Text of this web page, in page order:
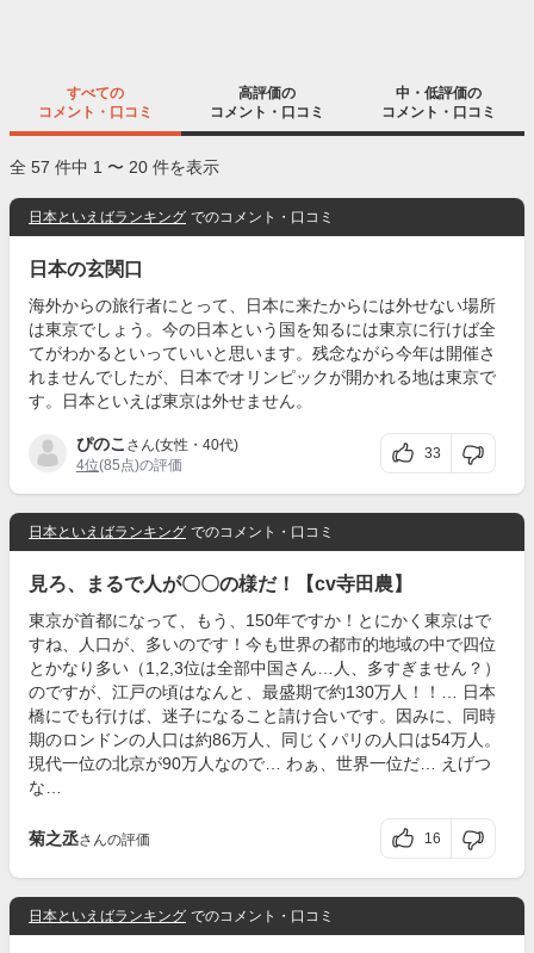
すべての
コメント・口コミ
高評価の
コメント・口コミ
中・低評価の
コメント・口コミ
全 57 件中 1 〜 20 件を表示
日本といえばランキング でのコメント・口コミ
日本の玄関口
海外からの旅行者にとって、日本に来たからには外せない場所
は東京でしょう。今の日本という国を知るには東京に行けば全
てがわかるといっていいと思います。残念ながら今年は開催さ
れませんでしたが、日本でオリンピックが開かれる地は東京で
す。日本といえば東京は外せません。
ぴのこ さん(女性・40代)
4位(85点)の評価
33
日本といえばランキング でのコメント・口コミ
見ろ、まるで人が〇〇の様だ！【cv寺田農】
東京が首都になって、もう、150年ですか！とにかく東京はで
すね、人口が、多いのです！今も世界の都市的地域の中で四位
とかなり多い（1,2,3位は全部中国さん…人、多すぎません？）
のですが、江戸の頃はなんと、最盛期で約130万人！！… 日本
橋にでも行けば、迷子になること請け合いです。因みに、同時
期のロンドンの人口は約86万人、同じくパリの人口は54万人。
現代一位の北京が90万人なので… わぁ、世界一位だ… えげつ
な…
菊之丞さんの評価 16
日本といえばランキング でのコメント・口コミ